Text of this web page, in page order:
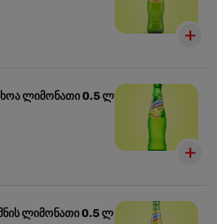
ლიმონათი 0.5 ლ
ლიმონათი 0.5 ლ